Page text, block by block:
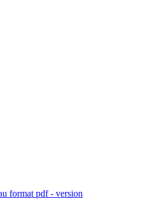
format pdf - version